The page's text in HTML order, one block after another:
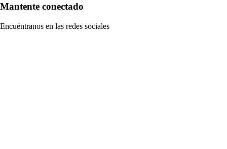
Mantente conectado
Encuéntranos en las redes sociales